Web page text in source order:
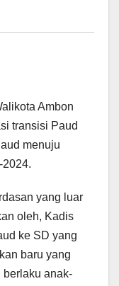
Ambon
transisi Paud
menuju
yang luar
oleh, Kadis
ke SD yang
baru yang
berlaku anak-